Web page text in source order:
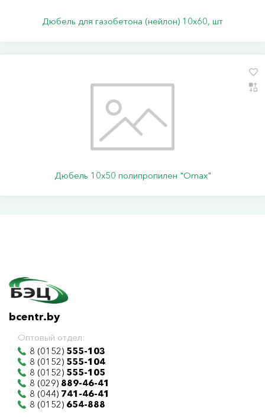
Дюбель для газобетона (нейлон) 10х60, шт
Дюбель 10х50 полипропилен "Omax"
bcentr.by
Оптовый отдел:
8 (0152) 555-103
8 (0152) 555-104
8 (0152) 555-105
8 (029) 889-46-41
8 (044) 741-46-41
8 (0152) 654-888